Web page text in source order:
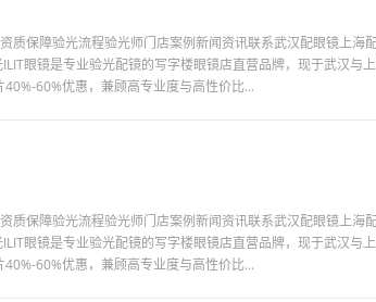
质保障验光流程验光师门店案例新闻资讯联系武汉配眼镜上海
眼镜是专业验光配镜的写字楼眼镜店直营品牌，现于武汉与
60%优惠，兼顾高专业度与高性价比...
质保障验光流程验光师门店案例新闻资讯联系武汉配眼镜上海
眼镜是专业验光配镜的写字楼眼镜店直营品牌，现于武汉与
60%优惠，兼顾高专业度与高性价比...